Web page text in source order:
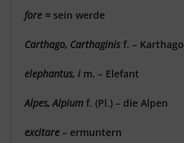
fore = sein werde
Carthago, Carthaginis f. – Karthago
elephantus, i m. – Elefant
Alpes, Alpium f. (Pl.) – die Alpen
excitare – ermuntern